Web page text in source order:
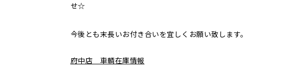
せ☆
今後とも末長いお付き合いを宜しくお願い致します。
府中店 車輌在庫情報